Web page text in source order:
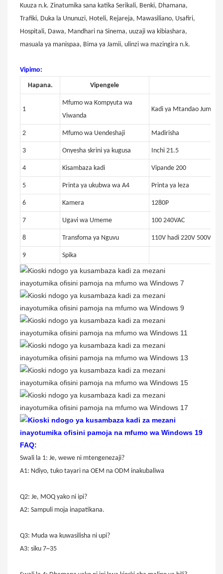
Kuuza n.k. Zinatumika sana katika Serikali, Benki, Dhamana,
Trafiki, Duka la Ununuzi, Hoteli, Rejareja, Mawasiliano, Usafiri,
Hospitali, Dawa, Mandhari na Sinema, uuzaji wa kibiashara,
masuala ya manispaa, Bima ya Jamii, ulinzi wa mazingira n.k.
Vipimo:
Hapana. Vipengele
1
Mfumo wa Kompyuta wa
Viwanda
Kadi ya Mtandao
2 Mfumo wa Uendeshaji Madirisha
3 Onyesha skrini ya kugusa Inchi 21.5
4 Kisambaza kadi Vipande 200
5 Printa ya ukubwa wa A4 Printa ya leza
6 Kamera 1280P
7 Ugavi wa Umeme 100 240VAC
8 Transfoma ya Nguvu 110V hadi 220V 500VA
9 Spika
FAQ:
Swali la 1: Je, wewe ni mtengenezaji?
A1: Ndiyo, tuko tayari na OEM na ODM inakubaliwa
Q2: Je, MOQ yako ni ipi?
A2: Sampuli moja inapatikana.
Q3: Muda wa kuwasilisha ni upi?
A3: siku 7~35